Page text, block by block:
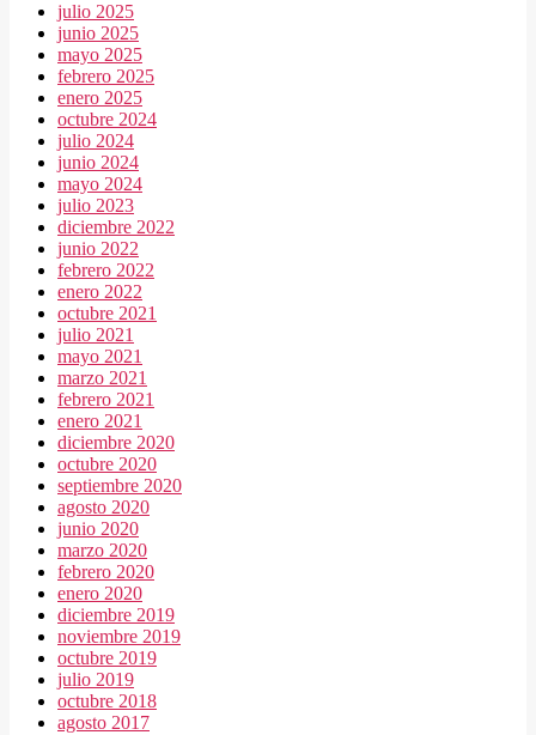
julio 2025
junio 2025
mayo 2025
febrero 2025
enero 2025
octubre 2024
julio 2024
junio 2024
mayo 2024
julio 2023
diciembre 2022
junio 2022
febrero 2022
enero 2022
octubre 2021
julio 2021
mayo 2021
marzo 2021
febrero 2021
enero 2021
diciembre 2020
octubre 2020
septiembre 2020
agosto 2020
junio 2020
marzo 2020
febrero 2020
enero 2020
diciembre 2019
noviembre 2019
octubre 2019
julio 2019
octubre 2018
agosto 2017